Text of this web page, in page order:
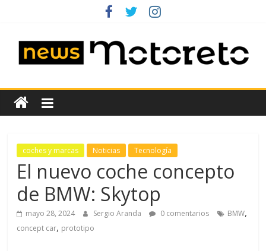
News
Motoreto
Noticias
coches
de
ocasión
coches y marcas Noticias Tecnología
El nuevo coche concepto
de BMW: Skytop
mayo 28, 2024 Sergio Aranda 0 comentarios BMW,
concept car, prototipo